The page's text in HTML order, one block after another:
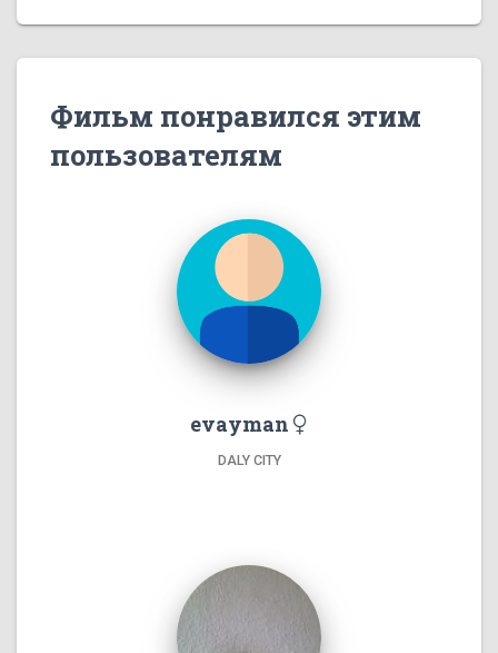
Фильм понравился этим
пользователям
evayman
DALY CITY